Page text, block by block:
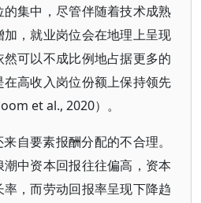
集中，尽管伴随着技术成熟
，就业岗位会在地理上呈现
可以不成比例地占据更多的
高收入岗位份额上保持领先
et al., 2020）。
自要素报酬分配的不合理。
中资本回报往往偏高，资本
，而劳动回报率呈现下降趋